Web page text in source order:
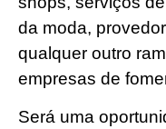
da moda,
qualquer outro
empresas de
Será uma